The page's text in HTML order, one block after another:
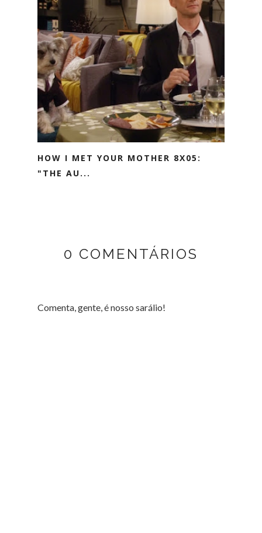
HOW I MET YOUR MOTHER 8X05:
"THE AU...
0 COMENTÁRIOS
Comenta, gente, é nosso sarálio!